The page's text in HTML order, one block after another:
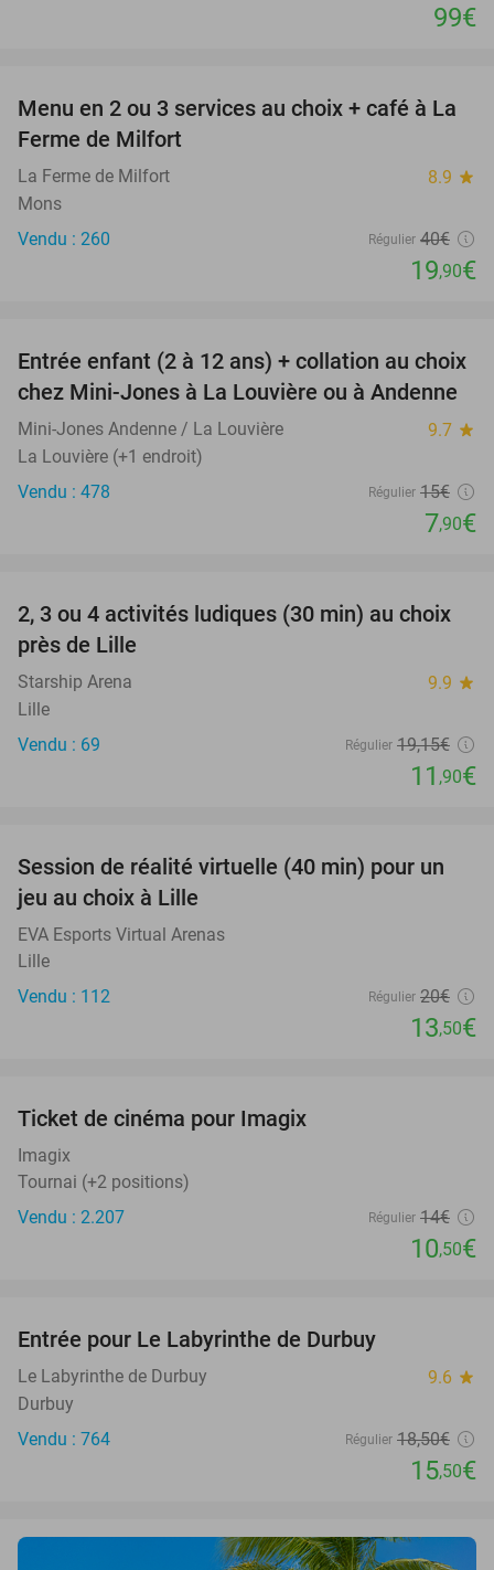
99€
50%
Menu en 2 ou 3 services au choix + café à La
Ferme de Milfort
La Ferme de Milfort 8.9 star
Mons
Vendu : 260
Régulier 40€
19,90€
47%
Entrée enfant (2 à 12 ans) + collation au choix
chez Mini-Jones à La Louvière ou à Andenne
Mini-Jones Andenne / La Louvière 9.7 star
La Louvière (+1 endroit)
Vendu : 478
Régulier 15€
7,90€
38%
2, 3 ou 4 activités ludiques (30 min) au choix
près de Lille
Starship Arena 9.9 star
Lille
Vendu : 69
Régulier 19,15€
11 ,90€
33%
Session de réalité virtuelle (40 min) pour un
jeu au choix à Lille
EVA Esports Virtual Arenas
Lille
Vendu : 112
Régulier 20€
13,50€
Ticket de cinéma pour Imagix
Imagix
Tournai (+2 positions)
Vendu : 2.207
Régulier 14€
10,50€
Entrée pour Le Labyrinthe de Durbuy
Le Labyrinthe de Durbuy 9.6 star
Durbuy
Vendu : 764
Régulier 18,50€
15,50€